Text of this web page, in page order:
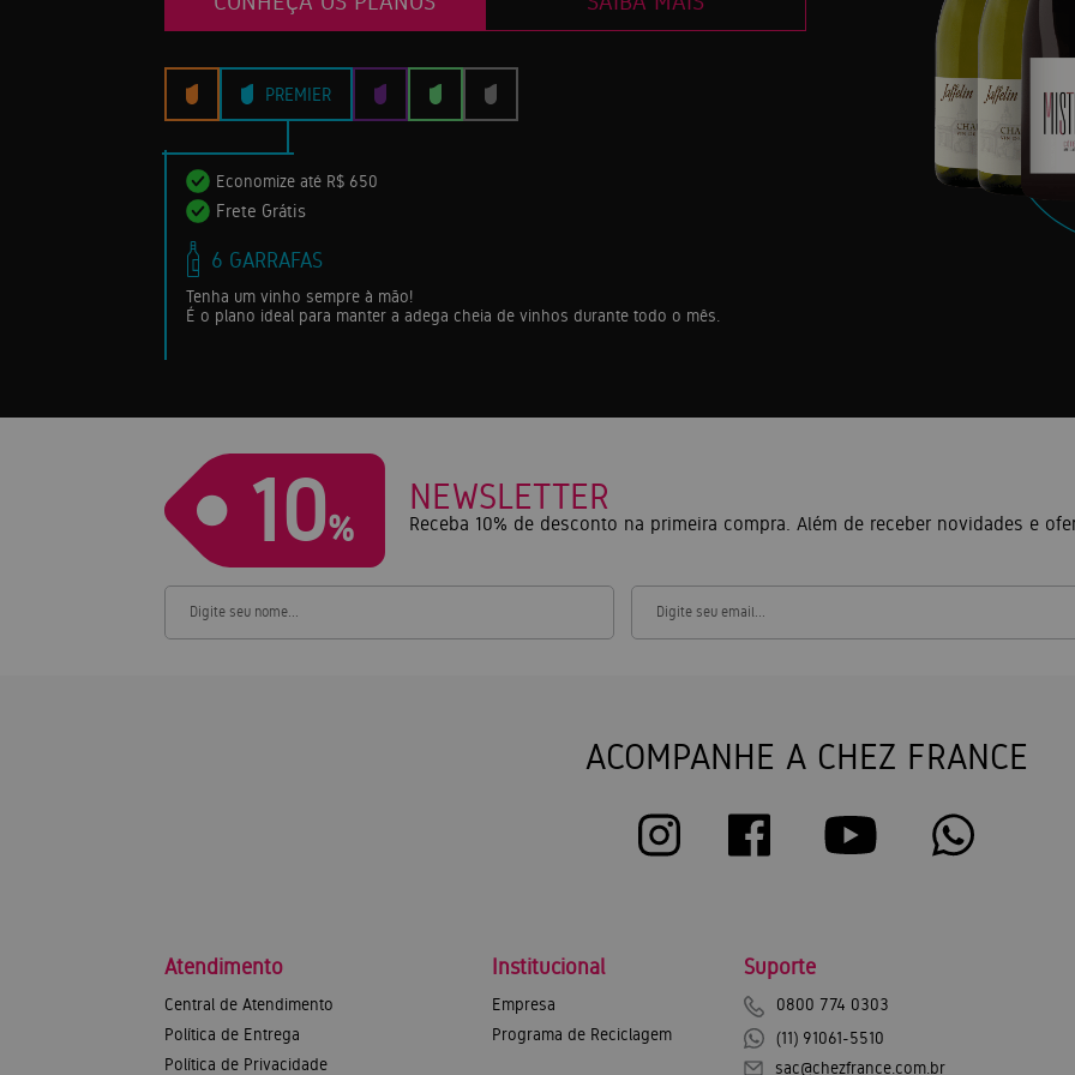
PREMIER
Economize até R$ 650
Frete Grátis
6 GARRAFAS
Tenha um vinho sempre à mão!
É o plano ideal para manter a adega cheia de vinhos durante todo o mês.
10%
NEWSLETTER
Receba 10% de desconto na primeira compra. Além de receber novidades e
ACOMPANHE A CHEZ FRANCE
Atendimento
Central de Atendimento
Política de Entrega
Política de Privacidade
Institucional
Empresa
Programa de Reciclagem
Suporte
0800 774 0303
(11) 91061-5510
sac@chezfrance.com.br